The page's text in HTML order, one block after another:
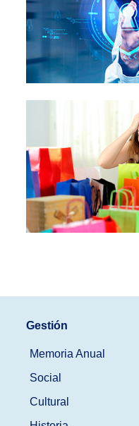
Gestión
Memoria Anual
Social
Cultural